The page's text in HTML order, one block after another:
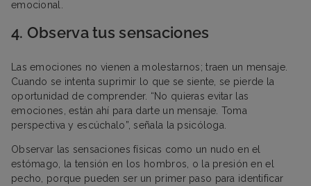
emocional.
4. Observa tus sensaciones
Las emociones no vienen a molestarnos; traen un mensaje.
Cuando se intenta suprimir lo que se siente, se pierde la
oportunidad de comprender. “No quieras evitar las
emociones, están ahí para darte un mensaje. Toma
perspectiva y escúchalo”, señala la psicóloga.
Observar las sensaciones físicas como un nudo en el
estómago, la tensión en los hombros, o la presión en el
pecho, porque pueden ser un primer paso para identificar